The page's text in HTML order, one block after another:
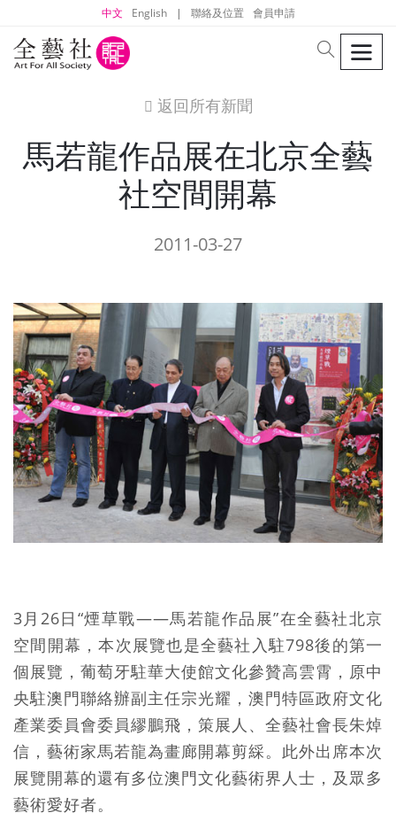
中文 English | 聯絡及位置 會員申請
search
icon
返回所有新聞
馬若龍作品展在北京全藝
社空間開幕
2011-03-27
3月26日“煙草戰——馬若龍作品展”在全藝社北京
空間開幕，本次展覽也是全藝社入駐798後的第一
個展覽，葡萄牙駐華大使館文化參贊高雲霄，原中
央駐澳門聯絡辦副主任宗光耀，澳門特區政府文化
產業委員會委員繆鵬飛，策展人、全藝社會長朱焯
信，藝術家馬若龍為畫廊開幕剪綵。此外出席本次
展覽開幕的還有多位澳門文化藝術界人士，及眾多
藝術愛好者。